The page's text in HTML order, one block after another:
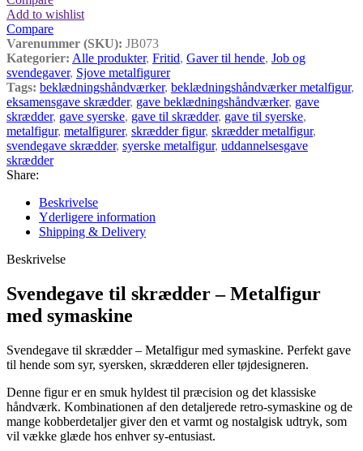
Add to wishlist
Compare
Varenummer (SKU): JB073
Kategorier: Alle produkter, Fritid, Gaver til hende, Job og
svendegaver, Sjove metalfigurer
Tags: beklædningshåndværker, beklædningshåndværker metalfigur,
eksamensgave skrædder, gave beklædningshåndværker, gave
skrædder, gave syerske, gave til skrædder, gave til syerske,
metalfigur, metalfigurer, skrædder figur, skrædder metalfigur,
svendegave skrædder, syerske metalfigur, uddannelsesgave
skrædder
Share:
Beskrivelse
Yderligere information
Shipping & Delivery
Beskrivelse
Svendegave til skrædder – Metalfigur
med symaskine
Svendegave til skrædder – Metalfigur med symaskine. Perfekt gave
til hende som syr, syersken, skrædderen eller tøjdesigneren.
Denne figur er en smuk hyldest til præcision og det klassiske
håndværk. Kombinationen af den detaljerede retro-symaskine og de
mange kobberdetaljer giver den et varmt og nostalgisk udtryk, som
vil vække glæde hos enhver sy-entusiast.